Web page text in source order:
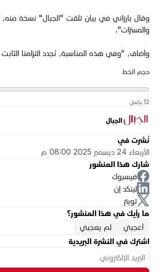
وقال بارزاني في بيان تلقت "الجبال" نسخة منه،
والمسرّات".
وأضاف، "وفي هذه المناسبة، نُجدد التزامنا
حجم الخط
12 بكسل
الجبال
نُشرت في
الأربعاء 24 ديسمبر 2025 08:00 م
شارك هذا المنشور
فيسبوك
لينكد إن
تويتر
ما رأيك في هذا المنشور؟
أعجبني
لم يعجبني
اشترك في النشرة البريدية